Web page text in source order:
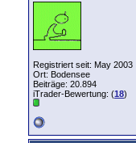
Registriert seit: May 2003
Ort: Bodensee
Beiträge: 20.894
iTrader-Bewertung: (18)